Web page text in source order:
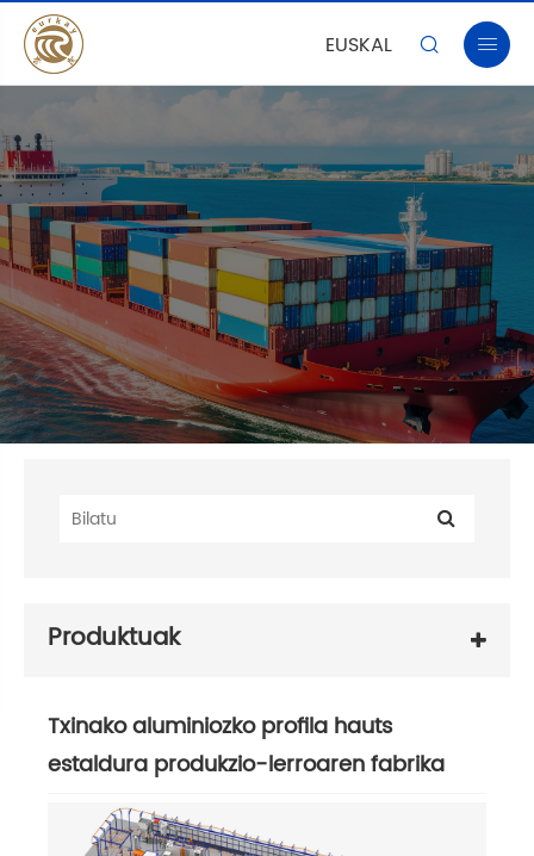
EUSKAL  
Produktuak
Txinako aluminiozko profila hauts
estaldura produkzio-lerroaren fabrika